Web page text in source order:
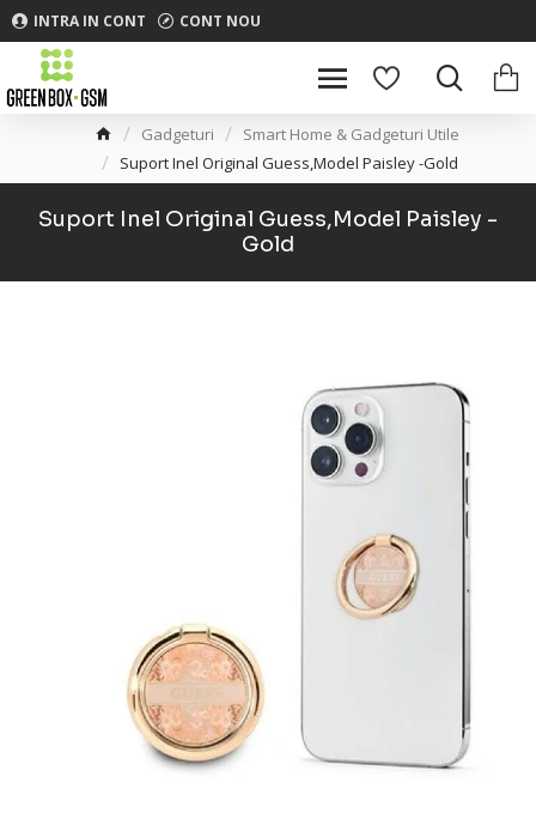
INTRA IN CONT CONT NOU
Gadgeturi
Smart Home & Gadgeturi Utile
Suport Inel Original Guess,Model Paisley -Gold
Suport Inel Original Guess,Model Paisley -
Gold